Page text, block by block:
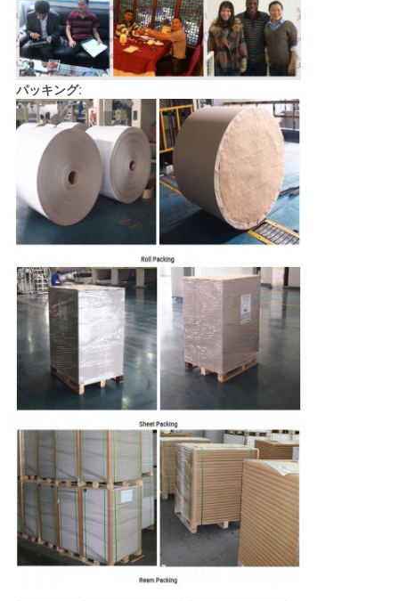
パッキング: